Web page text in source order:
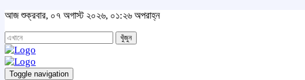
আজ শুক্রবার, ০৭ অগাস্ট ২০২৬, ০১:২৬ অপরাহ্ন
খুঁজুন
Toggle navigation